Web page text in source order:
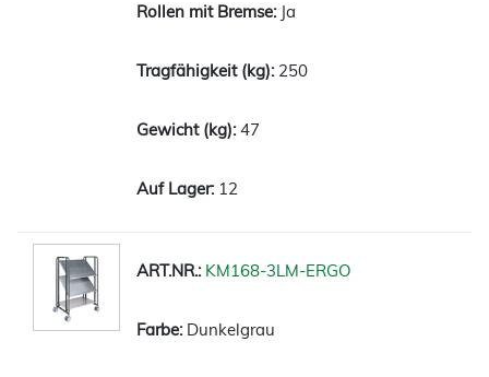
Ja
250
47
12
KM168-3LM-ERGO
Dunkelgrau